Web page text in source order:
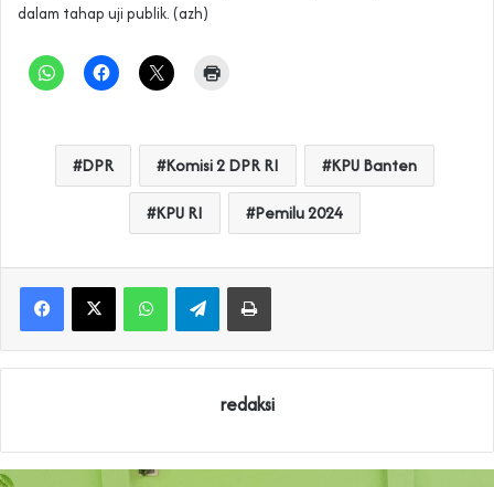
dalam tahap uji publik. (azh)
DPR Komisi 2 DPR RI KPU Banten
KPU RI Pemilu 2024
WhatsAppTelegramPrint
redaksi